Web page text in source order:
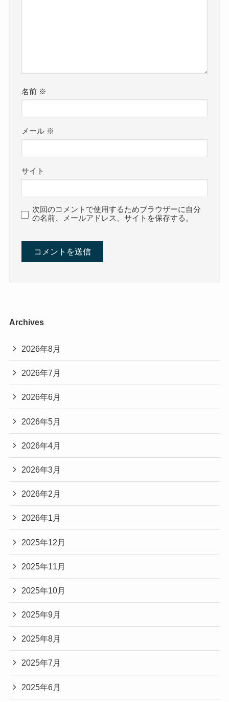
名前 ※
メール ※
サイト
次回のコメントで使用するためブラウザーに自分
の名前、メールアドレス、サイトを保存する。
Archives
2026年8月
2026年7月
2026年6月
2026年5月
2026年4月
2026年3月
2026年2月
2026年1月
2025年12月
2025年11月
2025年10月
2025年9月
2025年8月
2025年7月
2025年6月